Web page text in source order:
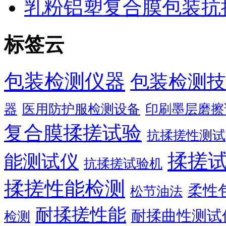
乳粉铝塑复合膜包装
标签云
包装检测仪器 包装检测
器 医用防护服检测设备 印刷墨层磨
复合膜揉搓试验 抗揉搓性测试
能测试仪 抗揉搓试验机 揉搓
揉搓性能检测
松节油法 柔性
检测 耐揉搓性能 耐揉曲性测试